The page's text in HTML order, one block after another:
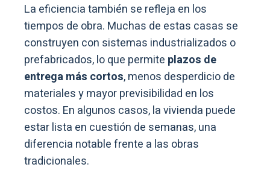
La eficiencia también se refleja en los
tiempos de obra. Muchas de estas casas se
construyen con sistemas industrializados o
prefabricados, lo que permite plazos de
entrega más cortos, menos desperdicio de
materiales y mayor previsibilidad en los
costos. En algunos casos, la vivienda puede
estar lista en cuestión de semanas, una
diferencia notable frente a las obras
tradicionales.